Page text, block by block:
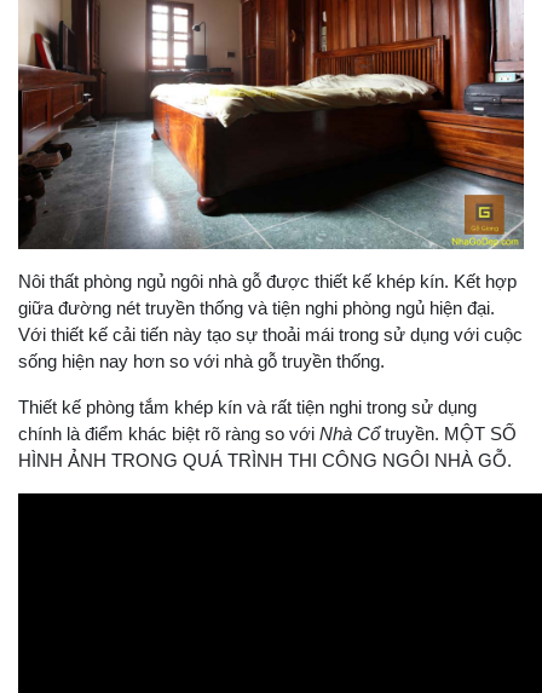
Nôi thất phòng ngủ ngôi nhà gỗ được thiết kế khép kín. Kết hợp
giữa đường nét truyền thống và tiện nghi phòng ngủ hiện đại.
Với thiết kế cải tiến này tạo sự thoải mái trong sử dụng với cuộc
sống hiện nay hơn so với nhà gỗ truyền thống.
Thiết kế phòng tắm khép kín và rất tiện nghi trong sử dụng
chính là điểm khác biệt rõ ràng so với Nhà Cổtruyền. MỘT SỐ
HÌNH ẢNH TRONG QUÁ TRÌNH THI CÔNG NGÔI NHÀ GỖ.